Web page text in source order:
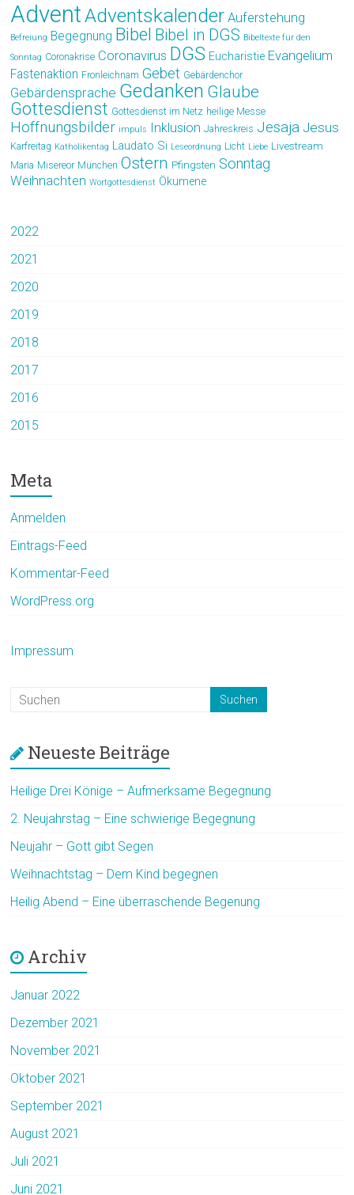
AdventAdventskalender Auferstehung
Befreiung Begegnung Bibel Bibel in DGS Bibeltexte für den
Sonntag Coronakrise Coronavirus DGS Eucharistie Evangelium
Fastenaktion Fronleichnam Gebet Gebärdenchor
Gebärdensprache Gedanken Glaube
Gottesdienst Gottesdienst im Netz heilige Messe
Hoffnungsbilder impuls Inklusion Jahreskreis Jesaja Jesus
Karfreitag Katholikentag Laudato Si Leseordnung Licht Liebe Livestream
Maria Misereor München Ostern Pfingsten Sonntag
Weihnachten Wortgottesdienst Ökumene
2022
2021
2020
2019
2018
2017
2016
2015
Meta
Anmelden
Eintrags-Feed
Kommentar-Feed
WordPress.org
Impressum
Neueste Beiträge
Heilige Drei Könige – Aufmerksame Begegnung
2. Neujahrstag – Eine schwierige Begegnung
Neujahr – Gott gibt Segen
Weihnachtstag – Dem Kind begegnen
Heilig Abend – Eine überraschende Begenung
Archiv
Januar 2022
Dezember 2021
November 2021
Oktober 2021
September 2021
August 2021
Juli 2021
Juni 2021